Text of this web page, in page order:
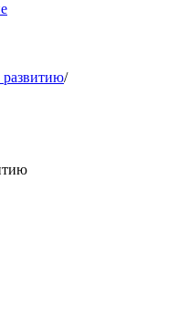
развитию/